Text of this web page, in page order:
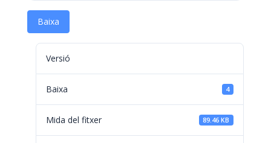
Baixa
Versió
Baixa 4
Mida del fitxer 89.46 KB